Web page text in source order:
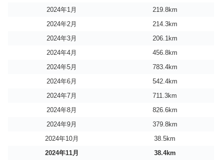
2024年1月
219.8km
2024年2月
214.3km
2024年3月
206.1km
2024年4月
456.8km
2024年5月
783.4km
2024年6月
542.4km
2024年7月
711.3km
2024年8月
826.6km
2024年9月
379.8km
2024年10月
38.5km
2024年11月
38.4km